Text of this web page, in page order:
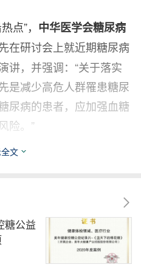
点”， 中华医学会糖尿病
在研讨会上就近期糖尿病
讲，并强调：“关于落实
是减少高危人群罹患糖尿
尿病的患者，应加强血糖
险。”
导的“中国大庆糖尿病
示，糖尿病是可以被预
饮食调控和运动，可以
率、糖尿病患者全因死亡
文
糖公益